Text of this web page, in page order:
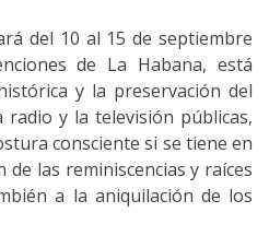
del 10 al 15 de septiembre
de La Habana, está
y la preservación del
y la televisión públicas,
consciente si se tiene en
las reminiscencias y raíces
a la aniquilación de los